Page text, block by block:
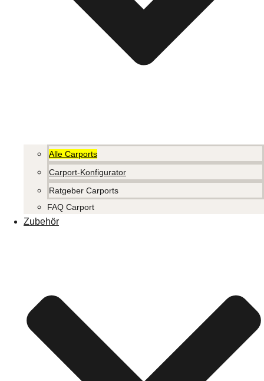
Alle Carports
Carport-Konfigurator
Ratgeber Carports
FAQ Carport
Zubehör